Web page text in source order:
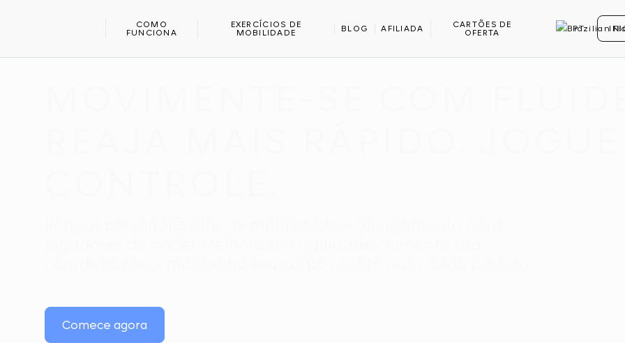
COMO
FUNCIONA
EXERCÍCIOS DE
MOBILIDADE
BLOG AFILIADA
CARTÕES DE
OFERTA
PT
PADEL
APLICATIVO DE MOBILIDADE E ALONGAMENTO PARA PADEL
Comece agora